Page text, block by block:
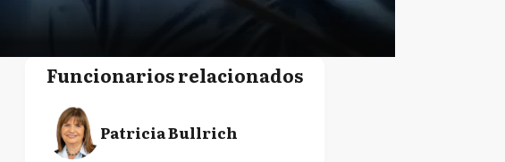
Funcionarios relacionados
Patricia Bullrich